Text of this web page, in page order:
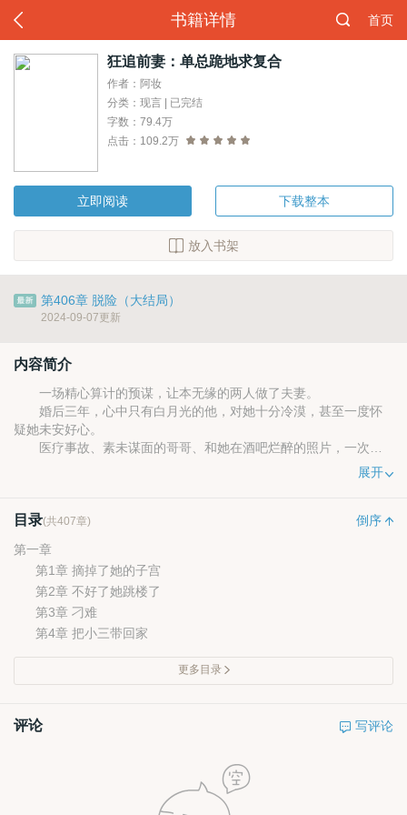
书籍详情 首页
狂追前妻：单总跪地求复合
作者：阿妆
分类：现言 | 已完结
字数：79.4万
点击：109.2万
立即阅读 下载整本
放入书架
第406章 脱险（大结局）
2024-09-07更新
内容简介
一场精心算计的预谋，让本无缘的两人做了夫妻。
婚后三年，心中只有白月光的他，对她十分冷漠，甚至一度怀
疑她未安好心。
医疗事故、素未谋面的哥哥、和她在酒吧烂醉的照片，一次次
样，默默在身后关注她的一举一动，包括她每一次欢笑和皱眉，都
原来……他早在不知不觉中，爱上了她。
展开
目录(共407章)
倒序
第一章
第1章 摘掉了她的子宫
第2章 不好了她跳楼了
第3章 刁难
第4章 把小三带回家
更多目录
评论 写评论